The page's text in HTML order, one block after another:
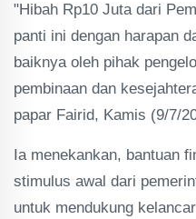
"Hibah Rp10 Juta dari
panti ini dengan harapan
baiknya oleh pihak
pembinaan dan
papar Fairid, Kamis (9/7/
Ia menekankan, bantuan
stimulus awal dari
untuk mendukung